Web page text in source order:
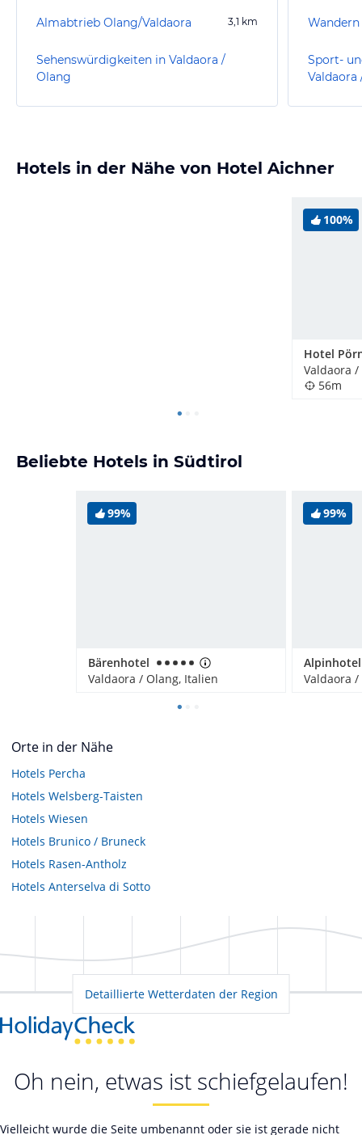
Almabtrieb Olang/Valdaora 3,1 km
Sehenswürdigkeiten in Valdaora /
Olang
Sport-
Valdaora
Hotels in der Nähe von Hotel Aichner
100%
Hotel
Valdaora
56m
Beliebte Hotels in Südtirol
99%
Bärenhotel
Valdaora / Olang, Italien
99%
Valdaora
Orte in der Nähe
Hotels Percha
Hotels Welsberg-Taisten
Hotels Wiesen
Hotels Brunico / Bruneck
Hotels Rasen-Antholz
Hotels Anterselva di Sotto
Detaillierte Wetterdaten der Region
Oh nein, etwas ist schiefgelaufen!
Vielleicht wurde die Seite umbenannt oder sie ist gerade nicht